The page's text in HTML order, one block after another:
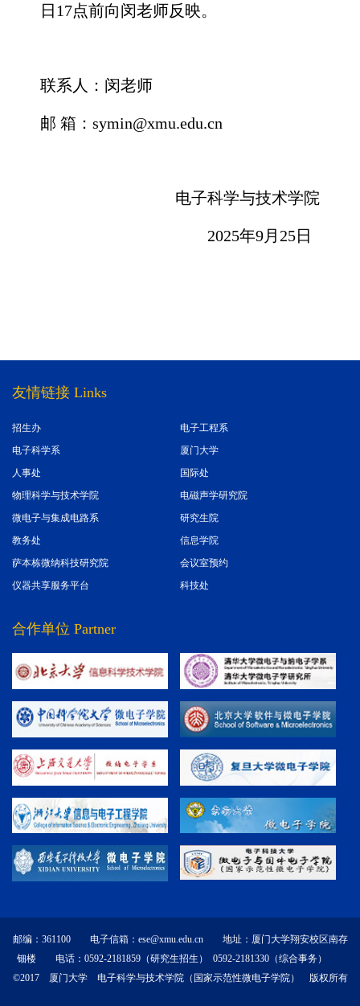
日 17点前向闵老师反映。
联系人：闵老师
邮 箱： symin@xmu.edu.cn
电子科学与技术学院
2025年9月 25日
友情链接 Links
电子工程系
招生办
厦门大学
电子科学系
国际处
人事处
电磁声学研究院
物理科学与技术学院
研究生院
微电子与集成电路系
信息学院
教务处
会议室预约
萨本栋微纳科技研究院
科技处
仪器共享服务平台
合作单位 Partner
邮编：361100 电子信箱：ese@xmu.edu.cn 地址：厦门大学翔安校区南存
钿楼 电话：0592-2181859（研究生招生） 0592-2181330（综合事务）
©2017 厦门大学 电子科学与技术学院（国家示范性微电子学院） 版权所有